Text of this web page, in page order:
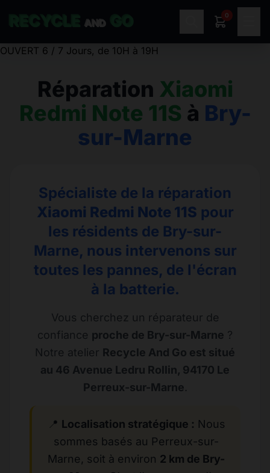
AND
0
OUVERT 6 / 7 Jours, de 10H à 19H
Réparation Xiaomi
Redmi Note 11S à Bry-
sur-Marne
Spécialiste de la réparation
Xiaomi Redmi Note 11S pour
les résidents de Bry-sur-
Marne, nous intervenons sur
toutes les pannes, de l'écran
à la batterie.
Vous cherchez un réparateur de
confiance proche de Bry-sur-Marne ?
Notre atelier Recycle And Go est situé
au 46 Avenue Ledru Rollin, 94170 Le
Perreux-sur-Marne.
📍 Localisation stratégique : Nous
sommes basés au Perreux-sur-
Marne, soit à environ 2 km de Bry-